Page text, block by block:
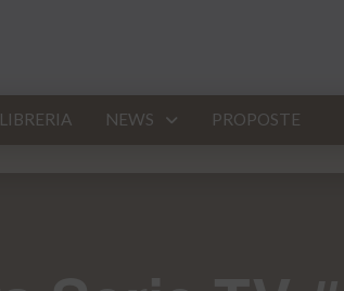
LIBRERIA NEWS PROPOSTE